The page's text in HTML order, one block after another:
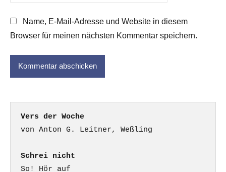
Name, E-Mail-Adresse und Website in diesem
Browser für meinen nächsten Kommentar speichern.
Vers der Woche
Schrei nicht
So! Hör auf